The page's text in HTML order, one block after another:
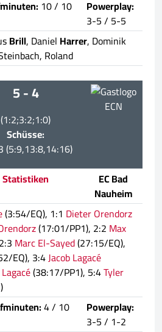
10 / 10
Powerplay:
3-5 / 5-5
Brill, Daniel Harrer, Dominik
Roland
5 - 4
(1:2;3:2;1:0)
Schüsse:
(5:9,13:8,14:16)
ECN
Statistiken
EC Bad
Nauheim
(3:54/EQ), 1:1 Dieter Orendorz
(17:01/PP1), 2:2 Max
Marc El-Sayed(27:15/EQ),
EQ), 3:4Jacob Lagacé
(38:17/PP1), 5:4Tyler
4 / 10
Powerplay:
3-5 / 1-2